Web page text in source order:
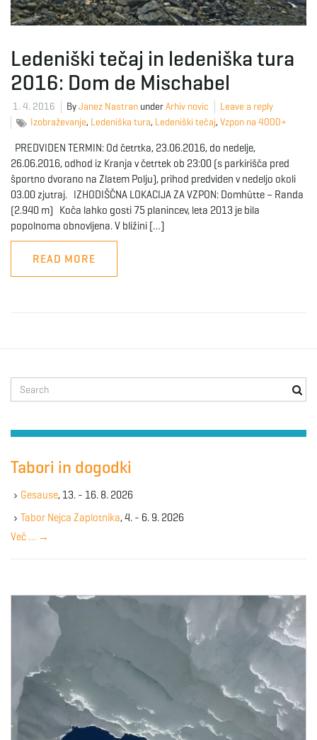
Ledeniški tečaj in ledeniška tura
2016: Dom de Mischabel
1. 4. 2016 ByJanez Nastran underArhiv novic
Leave a reply
Izobraževanje, Ledeniška tura, Ledeniški tečaj, Vzpon na 4000+
PREDVIDEN TERMIN: Od četrtka, 23.06.2016, do nedelje,
26.06.2016, odhod iz Kranja v četrtek ob 23:00 (s parkirišča pred
športno dvorano na Zlatem Polju), prihod predviden v nedeljo okoli
03.00 zjutraj. IZHODIŠČNA LOKACIJA ZA VZPON: Domhütte – Randa
(2.940 m) Koča lahko gosti 75 planincev, leta 2013 je bila
popolnoma obnovljena. V bližini […]
READ MORE
e
r
h
e
w
o
r
Tabori in dogodki
Gesause, 13. - 16. 8. 2026
Tabor Nejca Zaplotnika, 4. - 6. 9. 2026
Več … →